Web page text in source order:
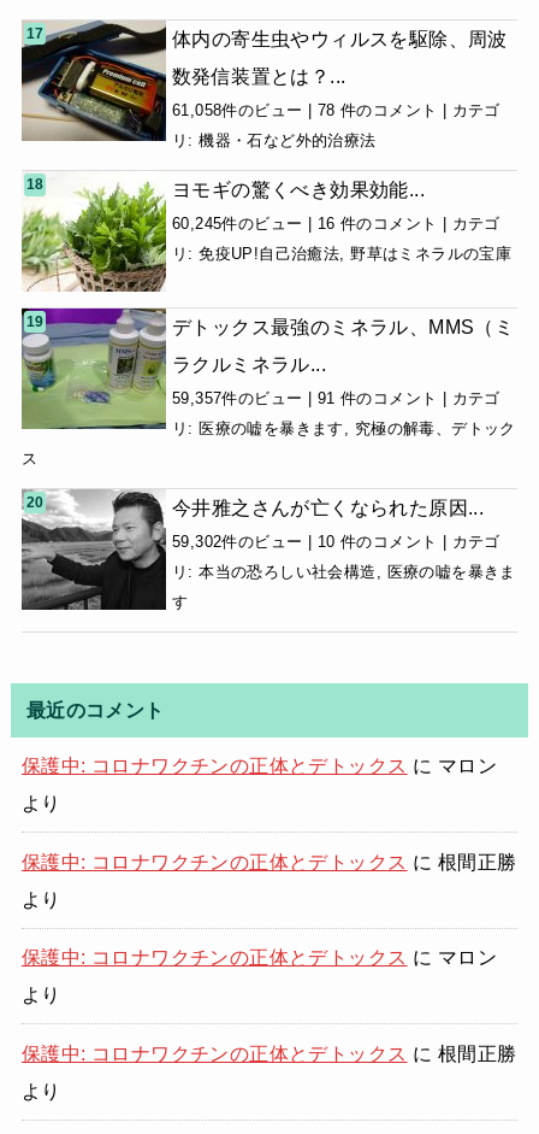
体内の寄生虫やウィルスを駆除、周波
数発信装置とは？...
61,058件のビュー 78 件のコメント
カテゴ
リ:機器・石など外的治療法
ヨモギの驚くべき効果効能...
60,245件のビュー 16 件のコメント
カテゴ
リ:免疫UP!自己治癒法,野草はミネラルの宝庫
デトックス最強のミネラル、MMS（ミ
ラクルミネラル...
59,357件のビュー | 91 件のコメント | カテゴ
リ:医療の嘘を暴きます
究極の解毒、デトック
ス
今井雅之さんが亡くなられた原因...
59,302件のビュー 10 件のコメント
カテゴ
リ:本当の恐ろしい社会構造
医療の嘘を暴きま
す
最近のコメント
保護中: コロナワクチンの正体とデトックス に マロン
より
保護中: コロナワクチンの正体とデトックス に 根間正勝
より
保護中: コロナワクチンの正体とデトックス に マロン
より
保護中: コロナワクチンの正体とデトックス に 根間正勝
より